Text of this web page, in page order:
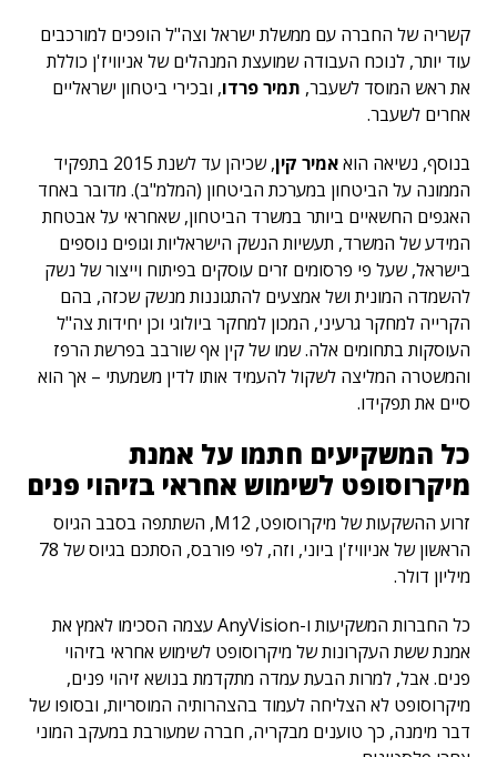
קשריה של החברה עם ממשלת ישראל וצה"ל הופכים למורכבים
עוד יותר, לנוכח העבודה שמועצת המנהלים של אניוויז'ן כוללת
את ראש המוסד לשעבר, תמיר פרדו, ובכירי ביטחון ישראליים
אחרים לשעבר.
בנוסף, נשיאה הואאמיר קין
, שכיהן עד לשנת 2015 בתפקיד
הממונה על הביטחון במערכת הביטחון (המלמ"ב). מדובר באחד
האגפים החשאיים ביותר במשרד הביטחון, שאחראי על אבטחת
המידע של המשרד, תעשיות הנשק הישראליות וגופים נוספים
בישראל, שעל פי פרסומים זרים עוסקים בפיתוח וייצור של נשק
להשמדה המונית ושל אמצעים להתגוננות מנשק שכזה, בהם
הקרייה למחקר גרעיני, המכון למחקר ביולוגי וכן יחידות צה"ל
העוסקות בתחומים אלה. שמו של קין אף שורבב בפרשת הרפז
והמשטרה המליצה לשקול להעמיד אותו לדין משמעתי – אך הוא
סיים את תפקידו.
כל המשקיעים חתמו על אמנת
מיקרוסופט לשימוש אחראי בזיהוי פנים
זרוע ההשקעות של מיקרוסופט, M12, השתתפה בסבב הגיוס
הראשון של אניוויז'ן ביוני, וזה, לפי פורבס, הסתכם בגיוס של 78
מיליון דולר.
כל החברות המשקיעות ו-AnyVision עצמה הסכימו לאמץ את
אמנת ששת העקרונות של מיקרוסופט לשימוש אחראי בזיהוי
פנים. אבל, למרות הבעת עמדה מתקדמת בנושא זיהוי פנים,
מיקרוסופט לא הצליחה לעמוד בהצהרותיה המוסריות, ובסופו של
דבר מימנה, כך טוענים מבקריה, חברה שמעורבת במעקב המוני